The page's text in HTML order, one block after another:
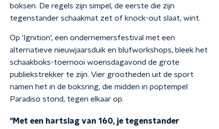
boksen. De regels zijn simpel, de eerste die zijn
tegenstander schaakmat zet of knock-out slaat, wint.
Op 'Ignition', een ondernemersfestival met een
alternatieve nieuwjaarsduik en blufworkshops, bleek het
schaakboks-toernooi woensdagavond de grote
publiekstrekker te zijn. Vier grootheden uit de sport
namen het in de boksring, die midden in poptempel
Paradiso stond, tegen elkaar op.
"Met een hartslag van 160, je tegenstander